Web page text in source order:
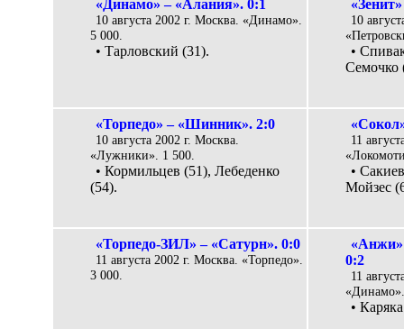
«Динамо» – «Алания». 0:1
10 августа 2002 г. Москва. «Динамо».
5 000.
• Тарловский (31).
10
•
Семочко
«Торпедо» – «Шинник». 2:0
10 августа 2002 г. Москва.
«Лужники». 1 500.
• Кормильцев (51), Лебеденко
(54).
11
•
Мойзес
«Торпедо-ЗИЛ» – «Сатурн». 0:0
11 августа 2002 г. Москва. «Торпедо».
3 000.
0:2
11
•